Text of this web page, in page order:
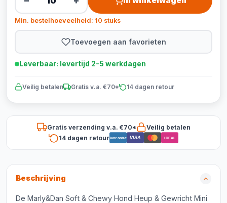
Min. bestelhoeveelheid: 10 stuks
Toevoegen aan favorieten
Leverbaar: levertijd 2-5 werkdagen
Veilig betalen Gratis v.a. €70* 14 dagen retour
Gratis verzending v.a. €70*
Veilig betalen
14 dagen retourBancontact VISA iDEAL
Beschrijving
De Marly&Dan Soft & Chewy Hond Heup & Gewricht Mini